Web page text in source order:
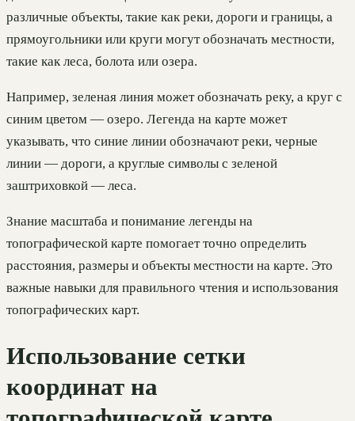
различные объекты, такие как реки, дороги и границы, а
прямоугольники или круги могут обозначать местности,
такие как леса, болота или озера.
Например, зеленая линия может обозначать реку, а круг с
синим цветом — озеро. Легенда на карте может
указывать, что синие линии обозначают реки, черные
линии — дороги, а круглые символы с зеленой
заштриховкой — леса.
Знание масштаба и понимание легенды на
топографической карте помогает точно определить
расстояния, размеры и объекты местности на карте. Это
важные навыки для правильного чтения и использования
топографических карт.
Использование сетки
координат на